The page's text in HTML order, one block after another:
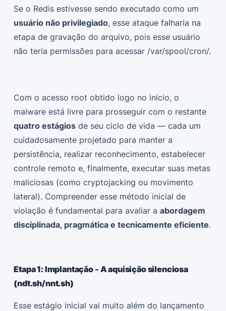
Se o Redis estivesse sendo executado como um
usuário não privilegiado, esse ataque falharia na
etapa de gravação do arquivo, pois esse usuário
não teria permissões para acessar /var/spool/cron/.
Com o acesso root obtido logo no início, o
malware está livre para prosseguir com o restante
quatro estágios de seu ciclo de vida — cada um
cuidadosamente projetado para manter a
persistência, realizar reconhecimento, estabelecer
controle remoto e, finalmente, executar suas metas
maliciosas (como cryptojacking ou movimento
lateral). Compreender esse método inicial de
violação é fundamental para avaliar aabordagem
disciplinada, pragmática e tecnicamente eficiente.
Etapa 1: Implantação - A aquisição silenciosa
(ndt.sh/nnt.sh)
Esse estágio inicial vai muito além do lançamento